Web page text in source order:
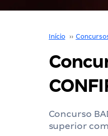
Início ››
Concurso
superior